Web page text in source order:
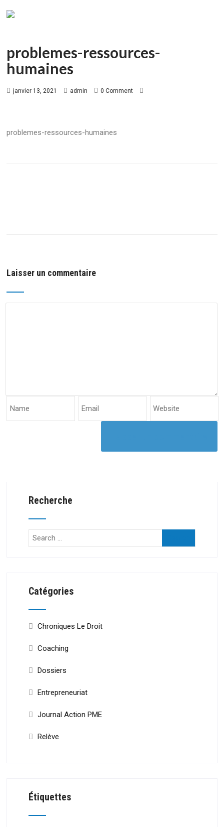
problemes-ressources-
humaines
janvier 13, 2021 admin 0 Comment
problemes-ressources-humaines
Laisser un commentaire
Recherche
Catégories
Chroniques Le Droit
Coaching
Dossiers
Entrepreneuriat
Journal Action PME
Relève
Étiquettes